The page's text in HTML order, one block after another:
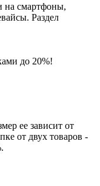
на смартфоны,
Раздел
до 20%!
ее зависит от
от двух товаров -